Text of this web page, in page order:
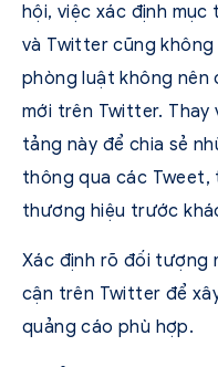
hội, việc xác định
và Twitter cũng không
phòng luật không nên
mới trên Twitter. Thay
tảng này để chia sẻ
thông qua các
thương hiệu trước
Xác định rõ đối tượng
cận trên Twitter để
quảng cáo phù hợp.